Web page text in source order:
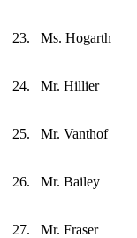
23. Ms. Hogarth
24. Mr. Hillier
25. Mr. Vanthof
26. Mr. Bailey
27. Mr. Fraser